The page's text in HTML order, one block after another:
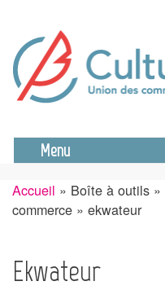
Menu
Fil
Accueil Boîte à outils
commerce
ekwateur
Ekwateur